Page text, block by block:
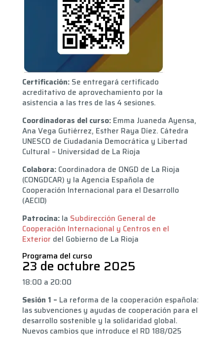
Certificación:Se entregará certificado
acreditativo de aprovechamiento por la
asistencia a las tres de las 4 sesiones.
Coordinadoras del curso:Emma Juaneda Ayensa,
Ana Vega Gutiérrez, Esther Raya Díez. Cátedra
UNESCO de Ciudadanía Democrática y Libertad
Cultural – Universidad de La Rioja
Colabora:Coordinadora de ONGD de La Rioja
(CONGDCAR) y la Agencia Española de
Cooperación Internacional para el Desarrollo
(AECID)
Patrocina:la Subdirección General de
Cooperación Internacional y Centros en el
Exterior del Gobierno de La Rioja
Programa del curso
23 de octubre 2025
18:00 a 20:00
Sesión 1 – La reforma de la cooperación española:
las subvenciones y ayudas de cooperación para el
desarrollo sostenible y la solidaridad global.
Nuevos cambios que introduce el RD 188/025